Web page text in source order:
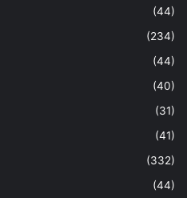
(44)
(234)
(44)
(40)
(31)
(41)
(332)
(44)